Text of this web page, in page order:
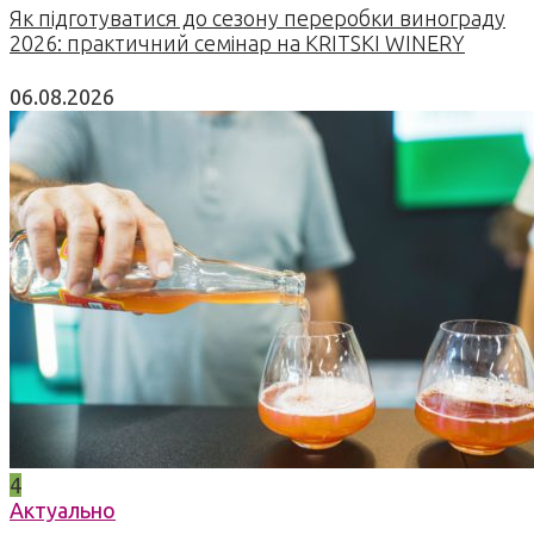
Як підготуватися до сезону переробки винограду
2026: практичний семінар на KRITSKI WINERY
06.08.2026
4
Актуально